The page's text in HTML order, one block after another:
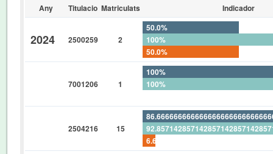
Any Titulacio Matriculats Indicador
2024 2500259 2
50.0%
100%
50.0%
7001206 1
100%
100%
2504216 15